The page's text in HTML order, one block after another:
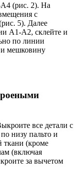
(рис. 2). На
с
5). Далее
А1-А2, склейте и
по линии
и мешковину
все детали с
низу пальто и
ткани (кроме
(включая
за вычетом